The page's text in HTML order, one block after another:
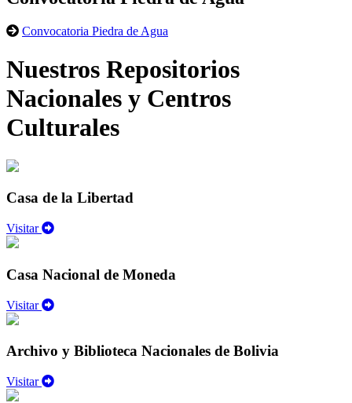
Convocatoria Piedra de Agua
Nuestros Repositorios
Nacionales y Centros
Culturales
Casa de la Libertad
Visitar
Casa Nacional de Moneda
Visitar
Archivo y Biblioteca Nacionales de Bolivia
Visitar